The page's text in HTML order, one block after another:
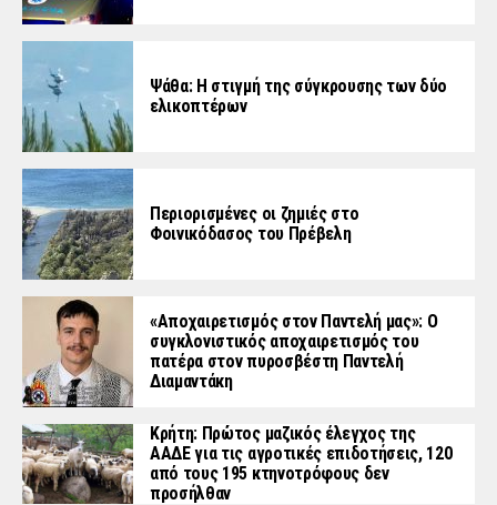
Ψάθα: Η στιγμή της σύγκρουσης των δύο
ελικοπτέρων
Περιορισμένες οι ζημιές στο
Φοινικόδασος του Πρέβελη
«Aποχαιρετισμός στον Παντελή μας»: Ο
συγκλονιστικός αποχαιρετισμός του
πατέρα στον πυροσβέστη Παντελή
Διαμαντάκη
Κρήτη: Πρώτος μαζικός έλεγχος της
ΑΑΔΕ για τις αγροτικές επιδοτήσεις, 120
από τους 195 κτηνοτρόφους δεν
προσήλθαν